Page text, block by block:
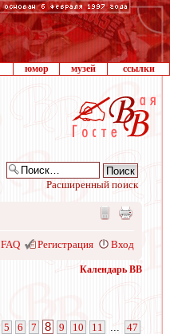
юмор музей ссылки
Расширенный поиск
FAQ Регистрация Вход
Календарь ВВ
5 6 7 8 9 10 11 47